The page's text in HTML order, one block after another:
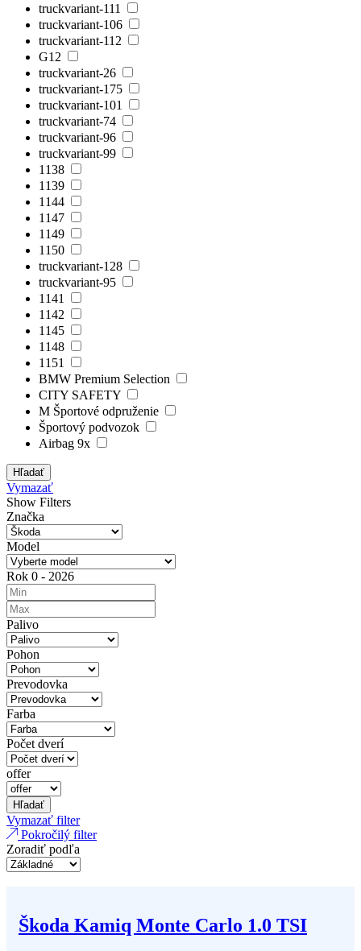
truckvariant-111
truckvariant-106
truckvariant-112
G12
truckvariant-26
truckvariant-175
truckvariant-101
truckvariant-74
truckvariant-96
truckvariant-99
1138
1139
1144
1147
1149
1150
truckvariant-128
truckvariant-95
1141
1142
1145
1148
1151
BMW Premium Selection
CITY SAFETY
M Športové odpruženie
Športový podvozok
Airbag 9x
Hľadať
Vymazať
Show Filters
Značka
Model
Rok 0 - 2026
Palivo
Pohon
Prevodovka
Farba
Počet dverí
offer
Hľadať
Vymazať filter
Pokročilý filter
Zoradiť podľa
Škoda Kamiq Monte Carlo 1.0 TSI